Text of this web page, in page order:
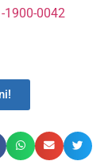
1900-0042